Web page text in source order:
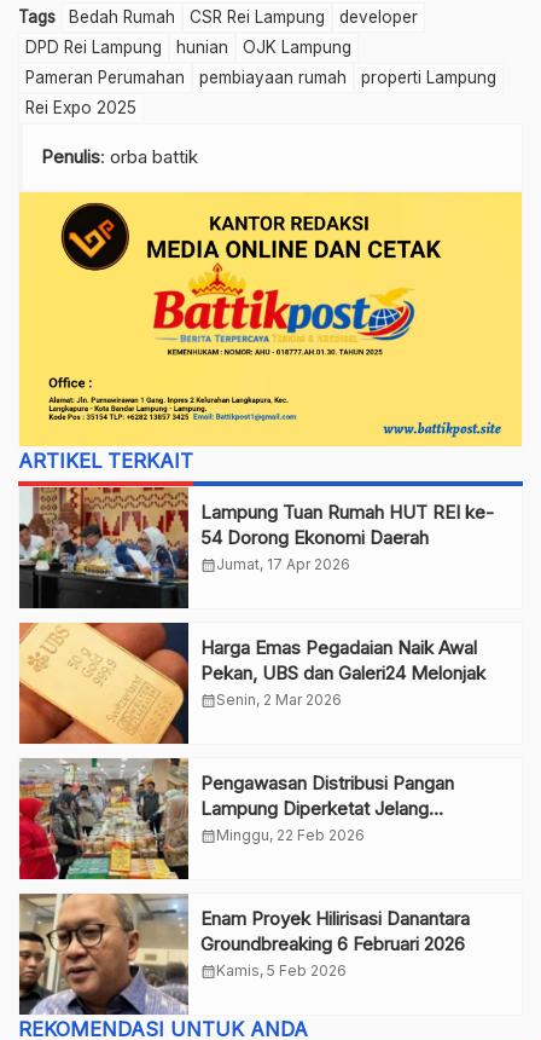
Tags Bedah Rumah CSR Rei Lampung
developer
DPD Rei Lampung
hunian
OJK Lampung
Pameran Perumahan
pembiayaan rumah
properti Lampung
Rei Expo 2025
Penulis: orba battik
ARTIKEL TERKAIT
Lampung Tuan Rumah HUT REI ke-
54 Dorong Ekonomi Daerah
calendar_monthJumat, 17 Apr 2026
Harga Emas Pegadaian Naik Awal
Pekan, UBS dan Galeri24 Melonjak
calendar_monthSenin, 2 Mar 2026
Pengawasan Distribusi Pangan
Lampung Diperketat Jelang
Ramadan
calendar_monthMinggu, 22 Feb 2026
Enam Proyek Hilirisasi Danantara
Groundbreaking 6 Februari 2026
calendar_monthKamis, 5 Feb 2026
REKOMENDASI UNTUK ANDA